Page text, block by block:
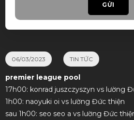
GỬI
06/03/2023 TIN TỨC
premier league pool
17h00: konrad juszczyszyn vs lường
1h00: naoyuki oi vs lường Đức thiện
sau 1h00: seo seo a vs lường Đức